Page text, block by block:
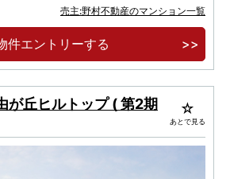
島」駅徒歩3分、東西線・都営大
」駅徒歩7分、有楽町線「月島」
分ー3駅4路線利用可能な都心アク
売主:野村不動産のマンション一覧
件エントリーする
が丘ヒルトップ ( 第2期
あとで見る